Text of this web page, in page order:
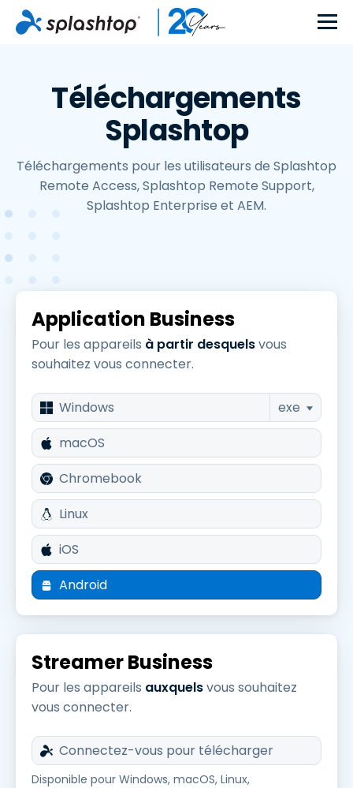
Téléchargements
Splashtop
Téléchargements pour les utilisateurs de Splashtop
Remote Access, Splashtop Remote Support,
Splashtop Enterprise et AEM.
Application Business
Pour les appareils à partir desquelsvous
souhaitez vous connecter.
Windows
exe
macOS
Chromebook
Linux
iOS
Android
Streamer Business
Pour les appareils auxquelsvous souhaitez
vous connecter.
Connectez-vous pour télécharger
Disponible pour Windows, macOS, Linux,